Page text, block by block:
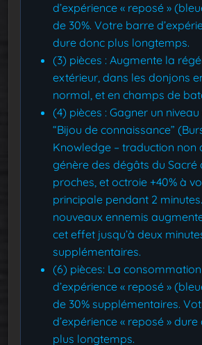
d’expérience « reposé »
de 30%. Votre barre
dure donc plus longtemps.
(3) pièces : Augmente la
extérieur, dans les donjons
normal, et en champs de
(4) pièces : Gagner un
“Bijou de connaissance”
Knowledge – traduction non
génère des dégâts du Sacré
proches, et octroie +40% à
principale pendant 2
nouveaux ennemis
cet effet jusqu’à deux
supplémentaires.
(6) pièces: La
d’expérience « reposé »
de 30% supplémentaires.
d’expérience « reposé »
plus longtemps.